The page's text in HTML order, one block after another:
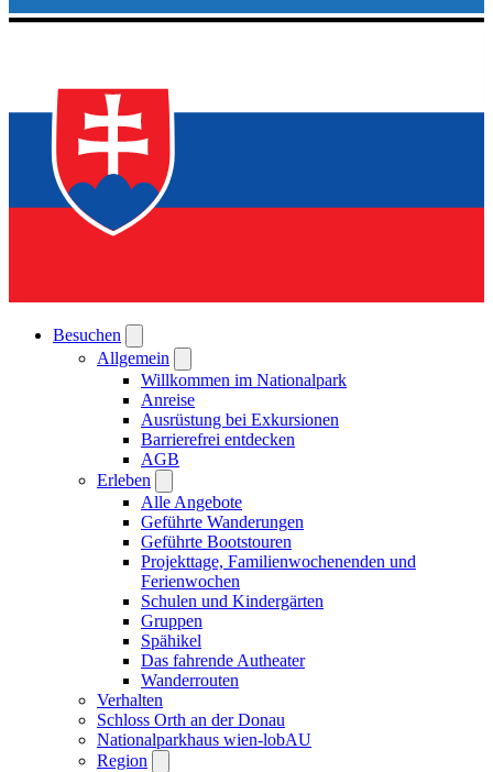
Besuchen
Allgemein
Willkommen im Nationalpark
Anreise
Ausrüstung bei Exkursionen
Barrierefrei entdecken
AGB
Erleben
Alle Angebote
Geführte Wanderungen
Geführte Bootstouren
Projekttage, Familienwochenenden und
Ferienwochen
Schulen und Kindergärten
Gruppen
Spähikel
Das fahrende Autheater
Wanderrouten
Verhalten
Schloss Orth an der Donau
Nationalparkhaus wien-lobAU
Region